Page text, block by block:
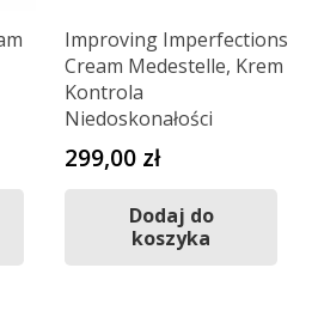
Improving Imperfections
Cream Medestelle, Krem
Kontrola
Niedoskonałości
299,00 zł
Dodaj do
koszyka